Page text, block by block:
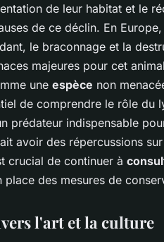
de leur habitat et le
de ce déclin. En
le braconnage et la
majeures pour cet
une espèce non
de comprendre le rôle du
prédateur indispensable
avoir des répercussions
crucial de continuer à
place des mesures de
l'art et la culture